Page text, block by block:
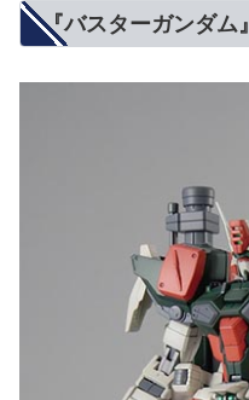
『バスターガンダム』